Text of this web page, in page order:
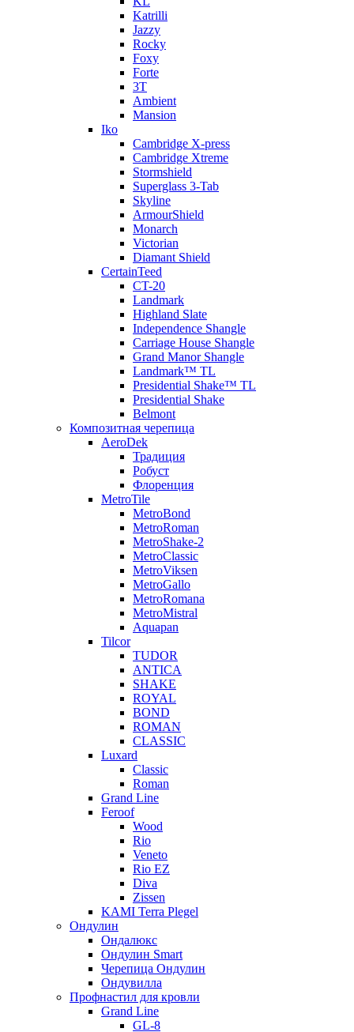
Katrilli
Jazzy
Rocky
Foxy
Forte
3T
Ambient
Mansion
Iko
Cambridge X-press
Cambridge Xtreme
Stormshield
Superglass 3-Tab
Skyline
ArmourShield
Monarch
Victorian
Diamant Shield
CertainTeed
CT-20
Landmark
Highland Slate
Independence Shangle
Carriage House Shangle
Grand Manor Shangle
Landmark™ TL
Presidential Shake™ TL
Presidential Shake
Belmont
Композитная черепица
AeroDek
Традиция
Робуст
Флоренция
MetroTile
MetroBond
MetroRoman
MetroShake-2
MetroClassic
MetroViksen
MetroGallo
MetroRomana
MetroMistral
Aquapan
Tilcor
TUDOR
ANTICA
SHAKE
ROYAL
BOND
ROMAN
CLASSIC
Luxard
Classic
Roman
Grand Line
Feroof
Wood
Rio
Veneto
Rio EZ
Diva
Zissen
KAMI Terra Plegel
Ондулин
Ондалюкс
Ондулин Smart
Черепица Ондулин
Ондувилла
Профнастил для кровли
Grand Line
GL-8